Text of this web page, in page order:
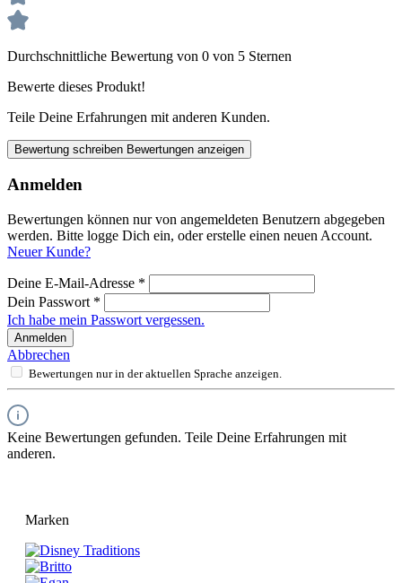
Durchschnittliche Bewertung von 0 von 5 Sternen
Bewerte dieses Produkt!
Teile Deine Erfahrungen mit anderen Kunden.
Bewertung schreiben Bewertungen anzeigen
Anmelden
Bewertungen können nur von angemeldeten Benutzern abgegeben
werden. Bitte logge Dich ein, oder erstelle einen neuen Account.
Neuer Kunde?
Deine E-Mail-Adresse *
Dein Passwort *
Ich habe mein Passwort vergessen.
Anmelden
Abbrechen
Bewertungen nur in der aktuellen Sprache anzeigen.
Keine Bewertungen gefunden. Teile Deine Erfahrungen mit
anderen.
Marken